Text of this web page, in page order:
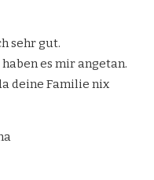
sehr gut.
es mir angetan.
deine Familie nix